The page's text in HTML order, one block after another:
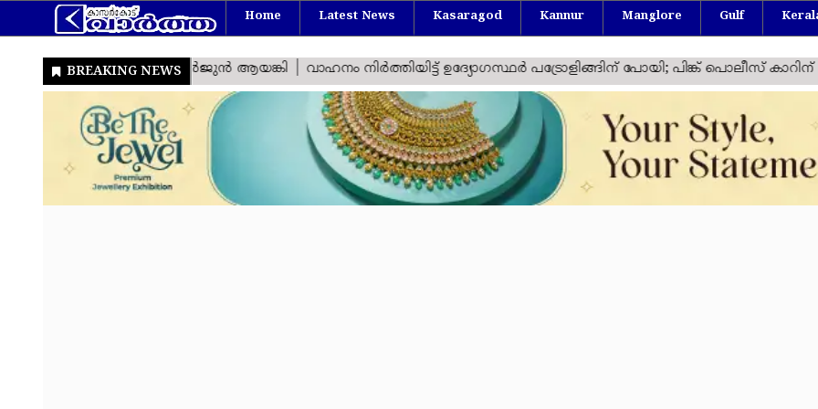
Home Latest News Kasaragod Kannur Manglore Gulf